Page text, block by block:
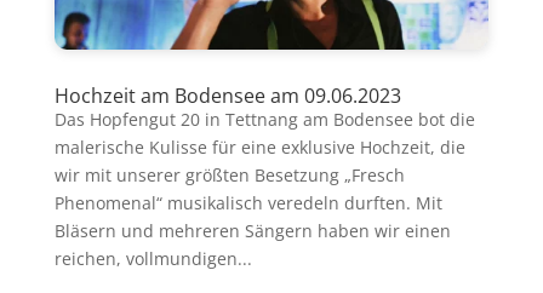
Hochzeit am Bodensee am 09.06.2023
Das Hopfengut 20 in Tettnang am Bodensee bot die
malerische Kulisse für eine exklusive Hochzeit, die
wir mit unserer größten Besetzung „Fresch
Phenomenal“ musikalisch veredeln durften. Mit
Bläsern und mehreren Sängern haben wir einen
reichen, vollmundigen...